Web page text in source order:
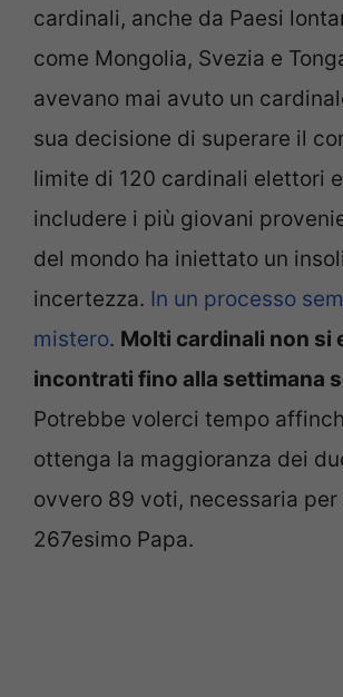
cardinali, anche da Paesi
come Mongolia, Svezia e
avevano mai avuto un
sua decisione di superare il
limite di 120 cardinali elettori
includere i più giovani
del mondo ha iniettato un
incertezza. In un processo
mistero. Molti cardinali non si
incontrati fino alla settimana
Potrebbe volerci tempo
ottenga la maggioranza dei
ovvero 89 voti, necessaria
267esimo Papa.